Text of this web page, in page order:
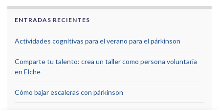
ENTRADAS RECIENTES
Actividades cognitivas para el verano para el párkinson
Comparte tu talento: crea un taller como persona voluntaria
en Elche
Cómo bajar escaleras con párkinson